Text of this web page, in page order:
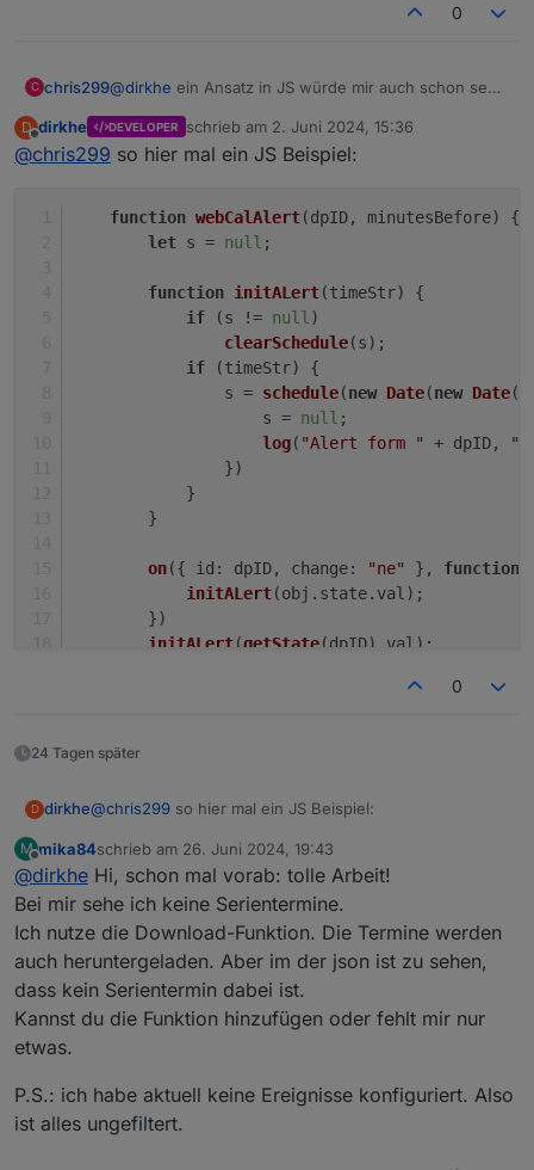
0
C chris299@dirkhe ein Ansatz in JS würde mir auch schon sehr
wollte mich eh mal intensiver damit beschäftigen 😀
D
Offline
dirkhe DEVELOPER schrieb am 2. Juni 2024, 15:36
zuletzt editiert von
@chris299 so hier mal ein JS Beispiel:
function webCalAlert(dpID, minutesBefore) {
let s = null ;
function initALert(timeStr) {
if (s != null )
clearSchedule(s);
if (timeStr) {
                s =
schedule(new Date(new Date
                    s =
null ;
log( "Alert form " + dpID,
                })
            }
        }
on({ id : dpID, change: "ne" }, function
initALert(obj. state. val );
        })
initALert(getState(dpID). val );
webCalAlert
0
24 Tagen später
D dirkhe@chris299 so hier mal ein JS Beispiel:
function webCalAlert(dpID, minutesBefore)
        let s = null;
        function initALert(timeStr) {
            if (s != null)
                clearSchedule(s);
            if (timeStr) {
s = schedule(new Date(new
                    s = null;
            }
        }
M
Offline
mika84schrieb am 26. Juni 2024, 19:43
zuletzt editiert von
@dirkhe Hi, schon mal vorab: tolle Arbeit!
Bei mir sehe ich keine Serientermine.
Ich nutze die Download-Funktion. Die Termine werden
auch heruntergeladen. Aber im der json ist zu sehen,
dass kein Serientermin dabei ist.
Kannst du die Funktion hinzufügen oder fehlt mir nur
etwas.
P.S.: ich habe aktuell keine Ereignisse konfiguriert. Also
ist alles ungefiltert.